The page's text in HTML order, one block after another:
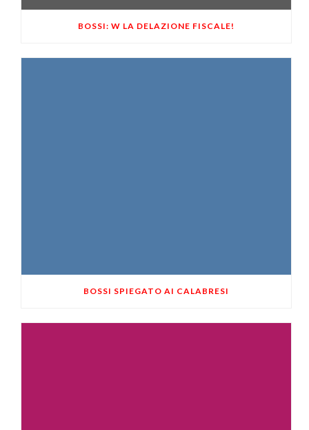
BOSSI: W LA DELAZIONE FISCALE!
BOSSI SPIEGATO AI CALABRESI